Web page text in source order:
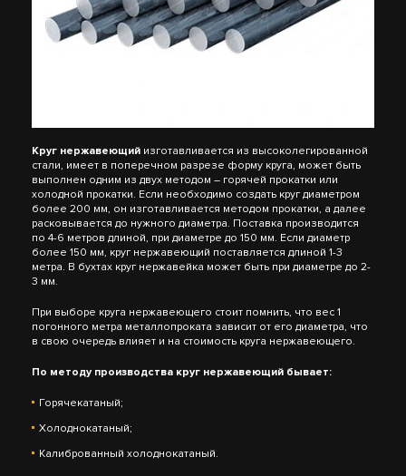
Круг нержавеющий изготавливается из высоколегированной
стали, имеет в поперечном разрезе форму круга, может быть
выполнен одним из двух методом – горячей прокатки или
холодной прокатки. Если необходимо создать круг диаметром
более 200 мм, он изготавливается методом прокатки, а далее
расковывается до нужного диаметра. Поставка производится
по 4-6 метров длиной, при диаметре до 150 мм. Если диаметр
более 150 мм, круг нержавеющий поставляется длиной 1-3
метра. В бухтах круг нержавейка может быть при диаметре до 2-
3 мм.
При выборе круга нержавеющего стоит помнить, что вес 1
погонного метра металлопроката зависит от его диаметра, что
в свою очередь влияет и на стоимость круга нержавеющего.
По методу производства круг нержавеющий бывает:
Горячекатаный;
Холоднокатаный;
Калиброванный холоднокатаный.